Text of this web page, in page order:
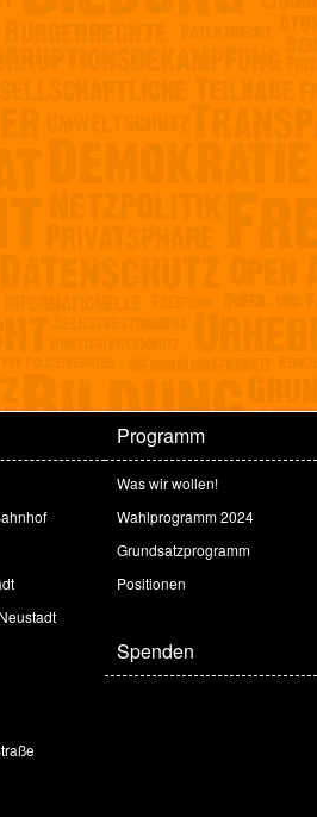
Programm
Was wir wollen!
Wahlprogramm 2024
Grundsatzprogramm
Positionen
Spenden